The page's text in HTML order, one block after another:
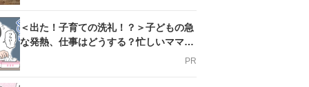
＜出た！子育ての洗礼！？＞子どもの急
な発熱、仕事はどうする？忙しいママを
PR